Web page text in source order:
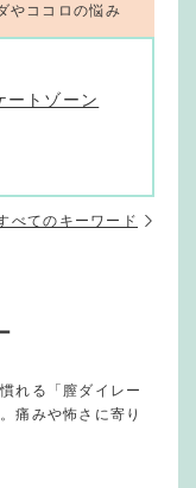
ートゾーン
やココロの悩み
べてのキーワード
れる「膣ダイレー
痛みや怖さに寄り